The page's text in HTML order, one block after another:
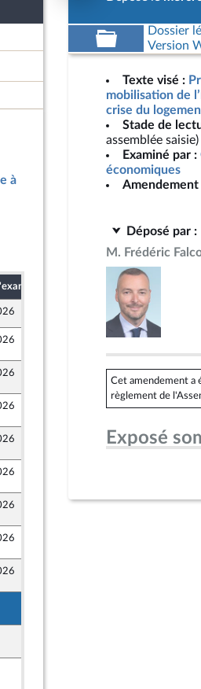
à
Date de dépôt
19 mai 2026
20 mai 2026
20 mai 2026
20 mai 2026
Dossier
Version
Texte visé :
mobilisation de
crise du
Stade de
assemblée saisie)
Examiné par :
économiques
Déposé par :
M. Frédéric
Cet amendement a
règlement de
Exposé